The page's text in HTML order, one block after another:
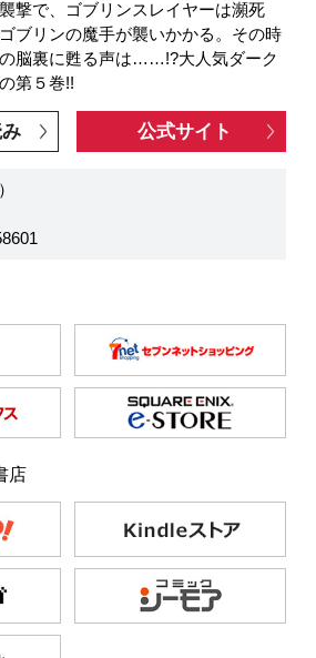
撃で、ゴブリンスレイヤーは瀕死
ブリンの魔手が襲いかかる。その時
脳裏に甦る声は……!?大人気ダーク
第５巻!!
公式サイト
）
店